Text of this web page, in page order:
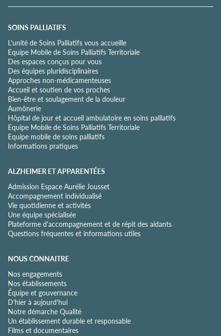
e
o
f
i
d
e
n
t
i
a
l
i
t
é
SOINS PALLIATIFS
L'unité de Soins Palliatifs vous accueille
Equipe Mobile de Soins Palliatifs Territoriale
Des espaces conçus pour vous
Des équipes pluridisciplinaires
Approches non-médicamenteuses
Accueil et soutien de vos proches
Bien-être et soulagement de la douleur
Aumônerie
Hôpital de jour et accueil ambulatoire en soins palliatifs
Equipe Mobile de Soins Palliatifs Territoriale
Equipe mobile de soins palliatifs
Informations pratiques
ALZHEIMER ET APPARENTÉES
Admission Espace Aurélie Jousset
Accompagnement individualisé
Vie quotidienne et activités
Une équipe spécialisée
Plateforme d'accompagnement et de répit des aidants
Questions fréquentes et informations utiles
NOUS CONNAITRE
Nos engagements
Nos établissements
Équipe et gouvernance
D'hier à aujourd'hui
Notre démarche Qualité
Un établissement durable et responsable
Films et documentaires